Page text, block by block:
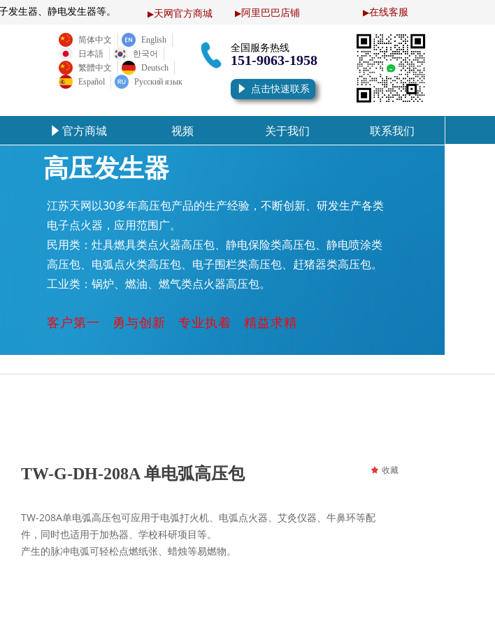
全国服务热线
151-9063-1958
념 官方商城
념官方商城
视频
关于我们
联系我们
▶阿里巴巴店铺
发生器、静电发生器等。 ▶天网官方商城
简体中文
English
日本語
한국어
繁體中文
Deutsch
Español
Русский язык
▶在线客服
념 点击快速联系
TW-G-DH-208A 单电弧高压包
江苏天网以30多年高压包产品的生产经验，不断创新、研发生产各类
电子点火器，应用范围广。
民用类：灶具燃具类点火器高压包、静电保险类高压包、静电喷涂类
高压包、电弧点火类高压包、电子围栏类高压包、赶猪器类高压包。
工业类：锅炉、燃油、燃气类点火器高压包。
高压发生器
客户第一 勇与创新 专业执着 精益求精
TW-208A单电弧高压包可应用于电弧打火机、电弧点火器、艾灸仪器、牛鼻环等配
件，同时也适用于加热器、学校科研项目等。
产生的脉冲电弧可轻松点燃纸张、蜡烛等易燃物。
끄 收藏